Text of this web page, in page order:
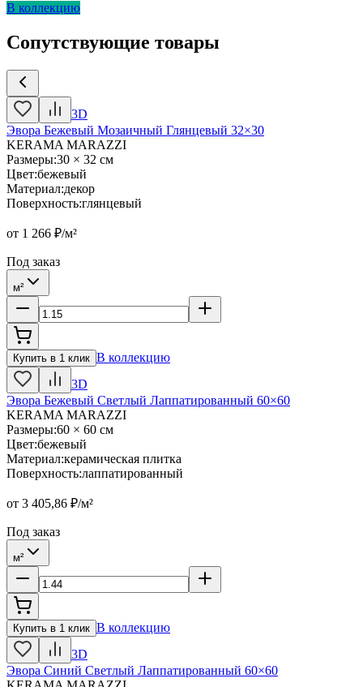
В коллекцию
Сопутствующие товары
3D
Эвора Бежевый Мозаичный Глянцевый 32×30
KERAMA MARAZZI
Размеры:30 × 32 см
Цвет:бежевый
Материал:декор
Поверхность:глянцевый
от 1 266 ₽/м²
Под заказ
м²
Купить в 1 клик В коллекцию
3D
Эвора Бежевый Светлый Лаппатированный 60×60
KERAMA MARAZZI
Размеры:60 × 60 см
Цвет:бежевый
Материал:керамическая плитка
Поверхность:лаппатированный
от 3 405,86 ₽/м²
Под заказ
м²
Купить в 1 клик В коллекцию
3D
Эвора Синий Светлый Лаппатированный 60×60